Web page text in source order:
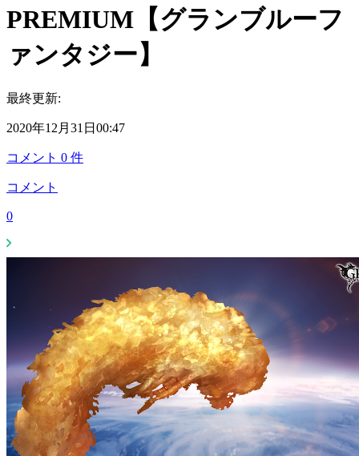
PREMIUM【グランブルーフ
ァンタジー】
最終更新:
2020年12月31日00:47
コメント 0 件
コメント
0